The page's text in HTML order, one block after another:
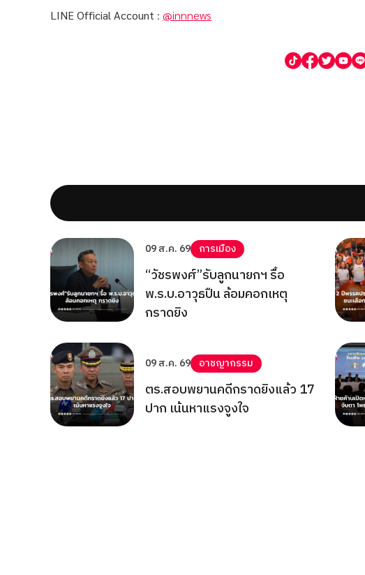
LINE Official Account : @innnews
09 ส.ค. 69 การเมือง
“วัชรพงศ์”รับลูกนายกฯ รื้อ
พ.ร.บ.อาวุธปืน ล้อมคอกเหตุ
กราดยิง
09 ส.ค. 69 อาชญากรรม
ตร.สอบพยานคดีกราดยิงแล้ว 17
ปาก เน้นหาแรงจูงใจ